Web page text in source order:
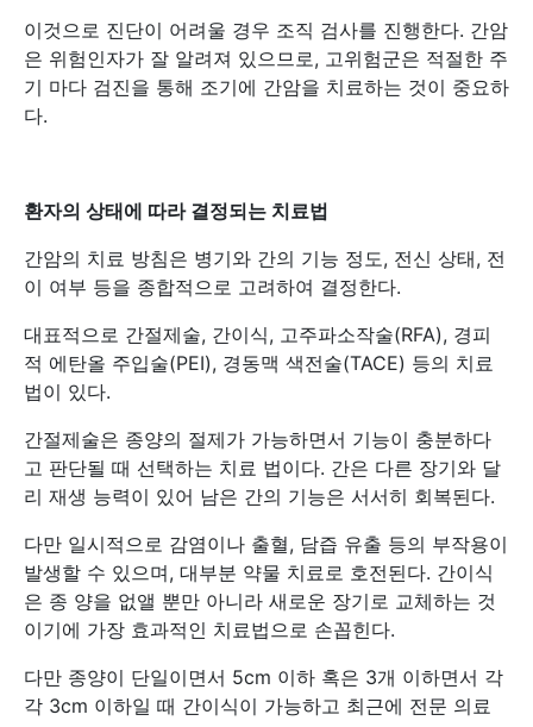
이것으로 진단이 어려울 경우 조직 검사를 진행한다. 간암
은 위험인자가 잘 알려져 있으므로, 고위험군은 적절한 주
기 마다 검진을 통해 조기에 간암을 치료하는 것이 중요하
다.
환자의 상태에 따라 결정되는 치료법
간암의 치료 방침은 병기와 간의 기능 정도, 전신 상태, 전
이 여부 등을 종합적으로 고려하여 결정한다.
대표적으로 간절제술, 간이식, 고주파소작술(RFA), 경피
적 에탄올 주입술(PEI), 경동맥 색전술(TACE) 등의 치료
법이 있다.
간절제술은 종양의 절제가 가능하면서 기능이 충분하다
고 판단될 때 선택하는 치료 법이다. 간은 다른 장기와 달
리 재생 능력이 있어 남은 간의 기능은 서서히 회복된다.
다만 일시적으로 감염이나 출혈, 담즙 유출 등의 부작용이
발생할 수 있으며, 대부분 약물 치료로 호전된다. 간이식
은 종 양을 없앨 뿐만 아니라 새로운 장기로 교체하는 것
이기에 가장 효과적인 치료법으로 손꼽힌다.
다만 종양이 단일이면서 5cm 이하 혹은 3개 이하면서 각
각 3cm 이하일 때 간이식이 가능하고 최근에 전문 의료